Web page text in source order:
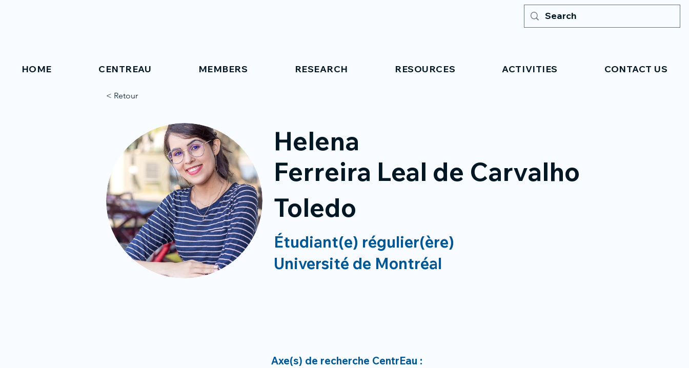
HOME CENTREAU MEMBERS RESEARCH RESOURCES ACTIVITIES CONTACT US
< Retour
Helena
Ferreira Leal de Carvalho
Toledo
Étudiant(e) régulier(ère)
Université de Montréal
Axe(s) de recherche CentrEau :